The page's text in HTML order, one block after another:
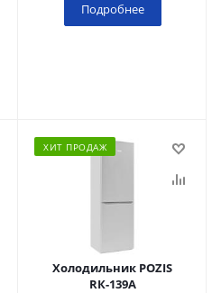
Подробнее
ХИТ ПРОДАЖ
Холодильник POZIS
RК-139А